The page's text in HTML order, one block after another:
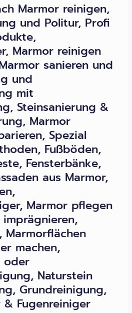
Marmor reinigen,
und Politur, Profi
Marmor reinigen
sanieren und
und
mit
Steinsanierung &
Marmor
Spezial
Fußböden,
Fensterbänke,
aus Marmor,
Marmor pflegen
Marmorflächen
machen,
oder
Naturstein
Grundreinigung,
& Fugenreiniger